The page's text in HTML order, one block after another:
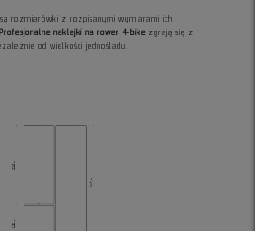
rozmiarówki z rozpisanymi wymiarami ich
Profesjonalne naklejki na rower 4-bike zgrają się z
od wielkości jednośladu.